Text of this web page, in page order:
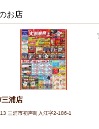
お店
三浦店
三浦市初声町入江字2-186-1